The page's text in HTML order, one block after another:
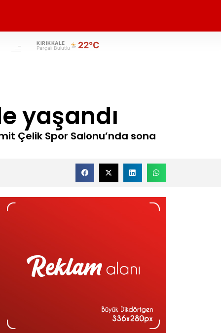
KIRIKKALE
Parçalı Bulutlu
22°C
yaşandı
Çelik Spor Salonu’nda sona